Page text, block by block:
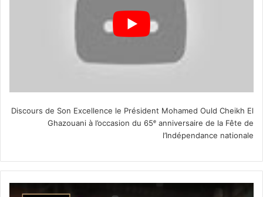
Discours de Son Excellence le Président Mohamed Ould Cheikh El
Ghazouani à l’occasion du 65ᵉ anniversaire de la Fête de
l’Indépendance nationale